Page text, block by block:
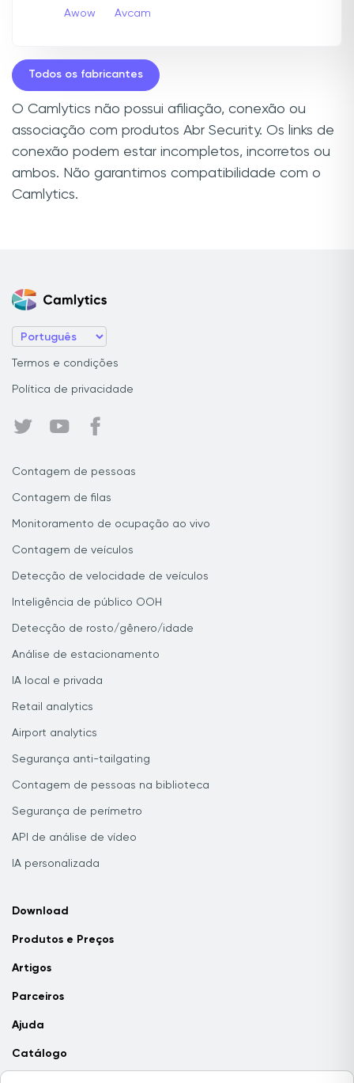
Awow Avcam
Todos os fabricantes
O Camlytics não possui afiliação, conexão ou
associação com produtos Abr Security. Os links de
conexão podem estar incompletos, incorretos ou
ambos. Não garantimos compatibilidade com o
Camlytics.
Termos e condições
Política de privacidade
Contagem de pessoas
Contagem de filas
Monitoramento de ocupação ao vivo
Contagem de veículos
Detecção de velocidade de veículos
Inteligência de público OOH
Detecção de rosto/gênero/idade
Análise de estacionamento
IA local e privada
Retail analytics
Airport analytics
Segurança anti-tailgating
Contagem de pessoas na biblioteca
Segurança de perímetro
API de análise de vídeo
IA personalizada
Download
Produtos e Preços
Artigos
Parceiros
Ajuda
Catálogo